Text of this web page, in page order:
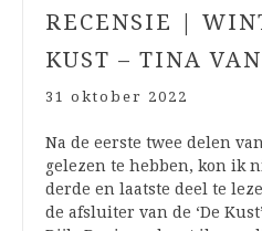
RECENSIE |
KUST – TINA
31 oktober 2022
Na de eerste twee delen
gelezen te hebben, kon ik
derde en laatste deel te
de afsluiter van de ‘De